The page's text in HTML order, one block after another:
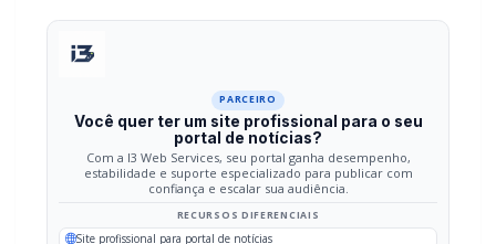
Você quer ter um site profissional para o seu
Com a I3 Web Services, seu portal ganha desempenho,
confiança e escalar sua audiência.
RECURSOS DIFERENCIAIS
Site profissional para portal de notícias
Envios automatizados em mídias sociais